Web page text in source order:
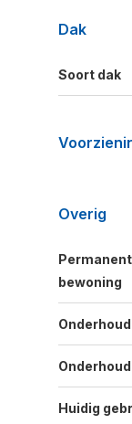
Dak
Soort dak
Overig
bewoning
Huidig